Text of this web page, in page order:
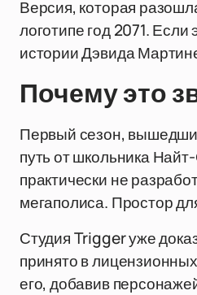
Версия, которая
логотипе год 2071.
истории Дэвида
Почему это
Первый сезон,
путь от школьника
практически не
мегаполиса. Простор
Студия Trigger уже
принято в
его, добавив